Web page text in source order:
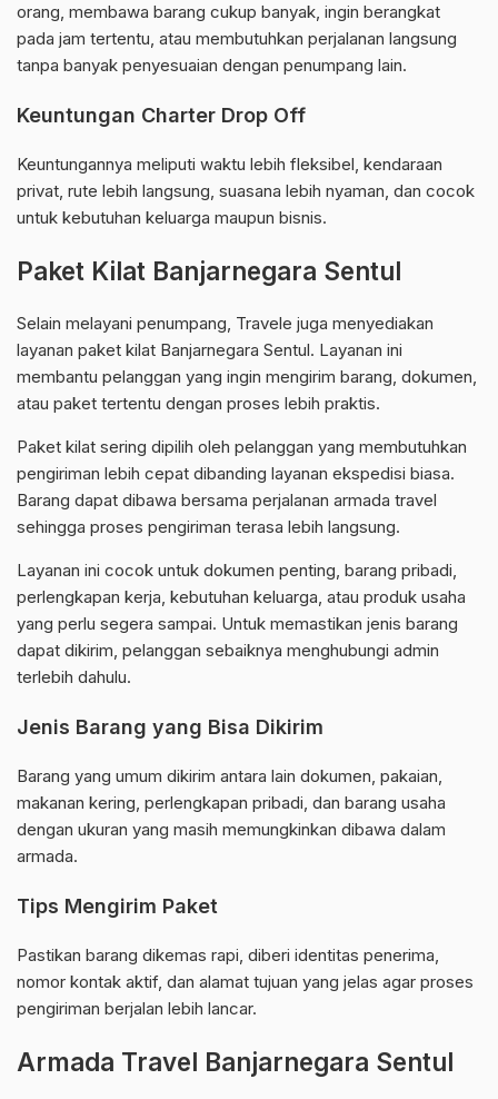
orang, membawa barang cukup banyak, ingin berangkat
pada jam tertentu, atau membutuhkan perjalanan langsung
tanpa banyak penyesuaian dengan penumpang lain.
Keuntungan Charter Drop Off
Keuntungannya meliputi waktu lebih fleksibel, kendaraan
privat, rute lebih langsung, suasana lebih nyaman, dan cocok
untuk kebutuhan keluarga maupun bisnis.
Paket Kilat Banjarnegara Sentul
Selain melayani penumpang, Travele juga menyediakan
layanan paket kilat Banjarnegara Sentul. Layanan ini
membantu pelanggan yang ingin mengirim barang, dokumen,
atau paket tertentu dengan proses lebih praktis.
Paket kilat sering dipilih oleh pelanggan yang membutuhkan
pengiriman lebih cepat dibanding layanan ekspedisi biasa.
Barang dapat dibawa bersama perjalanan armada travel
sehingga proses pengiriman terasa lebih langsung.
Layanan ini cocok untuk dokumen penting, barang pribadi,
perlengkapan kerja, kebutuhan keluarga, atau produk usaha
yang perlu segera sampai. Untuk memastikan jenis barang
dapat dikirim, pelanggan sebaiknya menghubungi admin
terlebih dahulu.
Jenis Barang yang Bisa Dikirim
Barang yang umum dikirim antara lain dokumen, pakaian,
makanan kering, perlengkapan pribadi, dan barang usaha
dengan ukuran yang masih memungkinkan dibawa dalam
armada.
Tips Mengirim Paket
Pastikan barang dikemas rapi, diberi identitas penerima,
nomor kontak aktif, dan alamat tujuan yang jelas agar proses
pengiriman berjalan lebih lancar.
Armada Travel Banjarnegara Sentul